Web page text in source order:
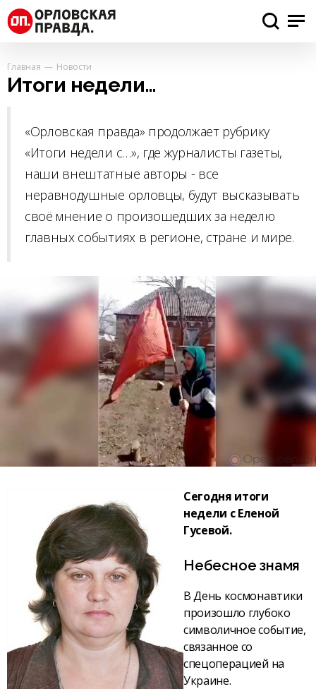
Главная Новости
Итоги недели…
«Орловская правда» продолжает рубрику
«Итоги недели с…», где журналисты газеты,
наши внештатные авторы - все
неравнодушные орловцы, будут высказывать
своё мнение о произошедших за неделю
главных событиях в регионе, стране и мире.
Сегодня итоги
недели с Еленой
Гусевой.
Небесное знамя
В День космонавтики
произошло глубоко
символичное событие,
связанное со
спецоперацией на
Украине.